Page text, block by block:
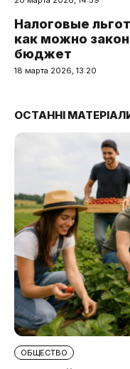
Налоговые
как можно
бюджет
18 марта 2026, 13:20
ОСТАННІ
ОБЩЕСТВО